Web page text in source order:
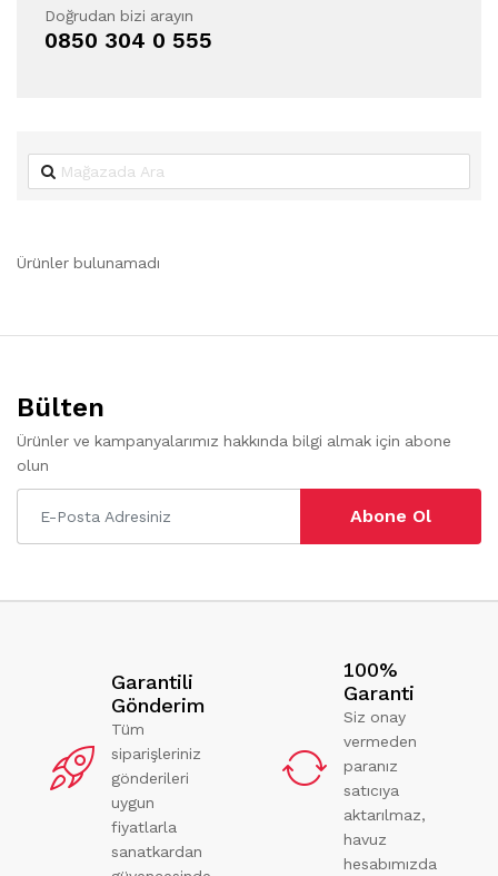
Doğrudan bizi arayın
0850 304 0 555
Ürünler bulunamadı
Bülten
Ürünler ve kampanyalarımız hakkında bilgi almak için abone
olun
Abone Ol
Garantili
Gönderim
Tüm
siparişleriniz
gönderileri
uygun
fiyatlarla
sanatkardan
100%
Garanti
Siz onay
vermeden
paranız
satıcıya
aktarılmaz,
havuz
hesabımızda